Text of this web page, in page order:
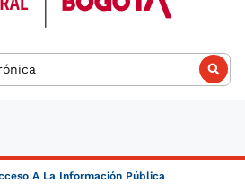
A La Información Pública